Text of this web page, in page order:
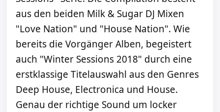
aus den beiden Milk & Sugar DJ Mixen
"Love Nation" und "House Nation". Wie
bereits die Vorgänger Alben, begeistert
auch "Winter Sessions 2018" durch eine
erstklassige Titelauswahl aus den Genres
Deep House, Electronica und House.
Genau der richtige Sound um locker